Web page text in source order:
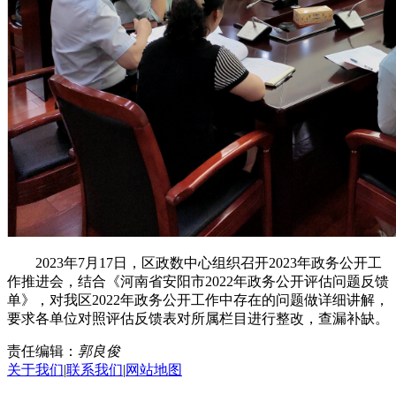
2023年7月17日，区政数中心组织召开2023年政务公开工
作推进会，结合《河南省安阳市2022年政务公开评估问题反馈
单》，对我区2022年政务公开工作中存在的问题做详细讲解，
要求各单位对照评估反馈表对所属栏目进行整改，查漏补缺。
责任编辑： 郭良俊
关于我们|联系我们|网站地图